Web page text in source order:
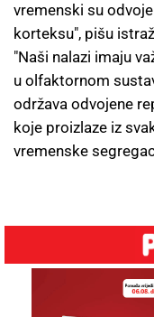
vremenski su
korteksu", pišu
"Naši nalazi imaju
u olfaktornom
održava odvojene
koje proizlaze iz
vremenske